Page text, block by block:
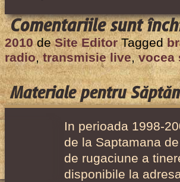
Comentariile sunt
2010 de Site EditorTagged
radio,transmisie live,vocea
Materiale pentru
In perioada 1998-
de la Saptamana
de rugaciune a
disponibile la